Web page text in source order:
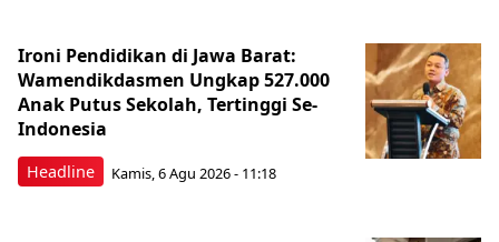
Headline
Ironi Pendidikan di Jawa Barat:
Wamendikdasmen Ungkap 527.000
Anak Putus Sekolah, Tertinggi Se-
Indonesia
Kamis, 6 Agu 2026 - 11:18